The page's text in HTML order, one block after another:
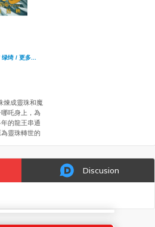
绮 / 更多...
煉成靈珠和魔
吒身上，為
的龍王串通
靈珠轉世的
Discusion